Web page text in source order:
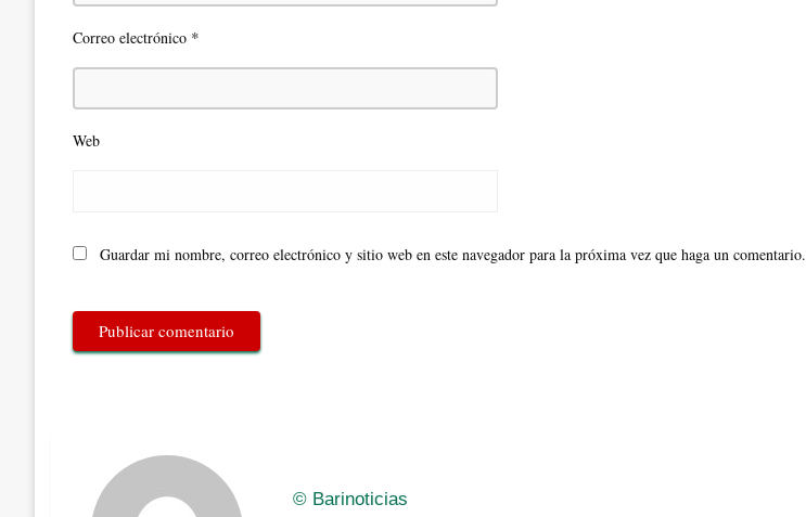
Correo electrónico *
Web
Guardar mi nombre, correo electrónico y sitio web en este navegador para la próxima vez que haga un comentario.
© Barinoticias